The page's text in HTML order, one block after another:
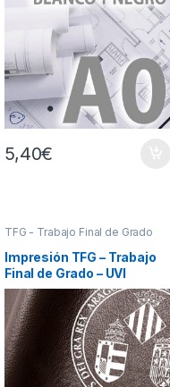
5,40€
TFG - Trabajo Final de Grado
Impresión TFG – Trabajo
Final de Grado – UVI